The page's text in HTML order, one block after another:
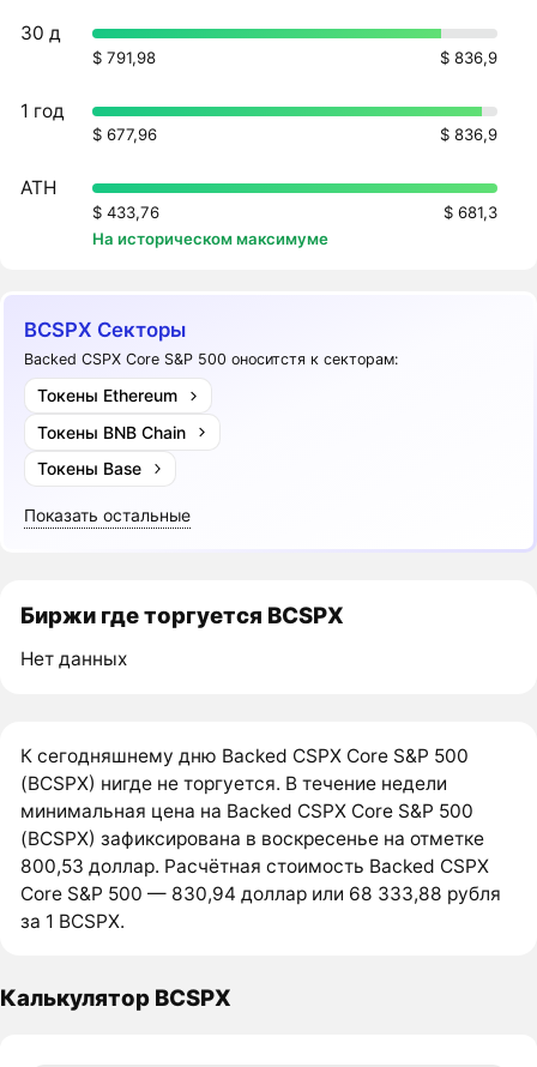
30 д
$ 791,98 $ 836,9
1 год
$ 677,96 $ 836,9
ATH
$ 433,76
$ 681,3
На историческом максимуме
BCSPX Секторы
Backed CSPX Core S&P 500 оноситстя к секторам:
Токены Ethereum
Токены BNB Chain
Токены Base
Показать остальные
Биржи где торгуется BCSPX
Нет данных
К сегодняшнему дню Backed CSPX Core S&P 500
(BCSPX) нигде не торгуется. В течение недели
минимальная цена на Backed CSPX Core S&P 500
(BCSPX) зафиксирована в воскресенье на отметке
800,53 доллар. Расчётная стоимость Backed CSPX
Core S&P 500 — 830,94 доллар или 68 333,88 рубля
за 1 BCSPX.
Калькулятор BCSPX